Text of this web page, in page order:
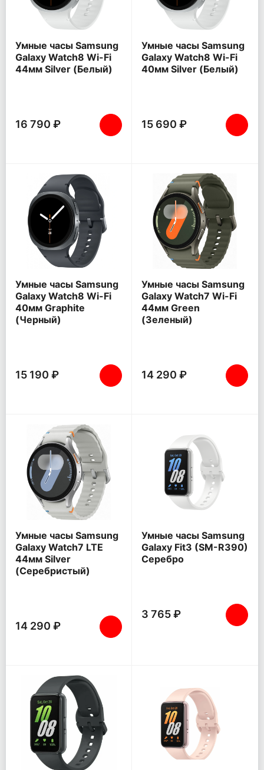
Умные часы Samsung
Galaxy Watch8 Wi-Fi
44мм Silver (Белый)
16 790 ₽
Умные часы Samsung
Galaxy Watch8 Wi-Fi
40мм Silver (Белый)
15 690 ₽
Умные часы Samsung
Galaxy Watch8 Wi-Fi
40мм Graphite
(Черный)
15 190 ₽
Умные часы Samsung
Galaxy Watch7 Wi-Fi
44мм Green
(Зеленый)
14 290 ₽
Умные часы Samsung
Galaxy Watch7 LTE
44мм Silver
(Серебристый)
14 290 ₽
Умные часы Samsung
Galaxy Fit3 (SM-R390)
Серебро
3 765 ₽